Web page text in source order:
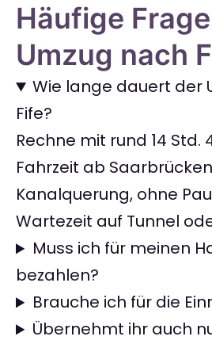
Häufige
Umzug nach
Wie lange dauert der
Fife?
Rechne mit rund 14 Std.
Fahrzeit ab
Kanalquerung, ohne
Wartezeit auf Tunnel
Muss ich für meinen
bezahlen?
Brauche ich für die
Übernehmt ihr auch